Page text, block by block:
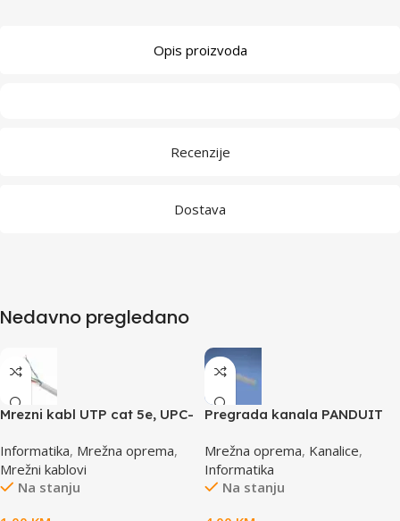
Opis proizvoda
Recenzije
Dostava
Nedavno pregledano
Mrezni kabl UTP cat 5e, UPC-
Informatika, Mrežna oprema,
Mrežni kablovi
Na stanju
Pregrada kanala PANDUIT
Mrežna oprema, Kanalice,
Informatika
Na stanju